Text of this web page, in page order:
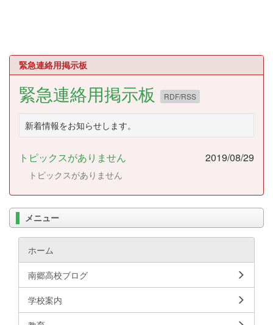
緊急連絡用掲示板
緊急連絡用掲示板 RDF/RSS
新着情報をお知らせします。
トピックスがありません 2019/08/29
トピックスがありません
メニュー
ホーム
南郷高校ブログ
学校案内